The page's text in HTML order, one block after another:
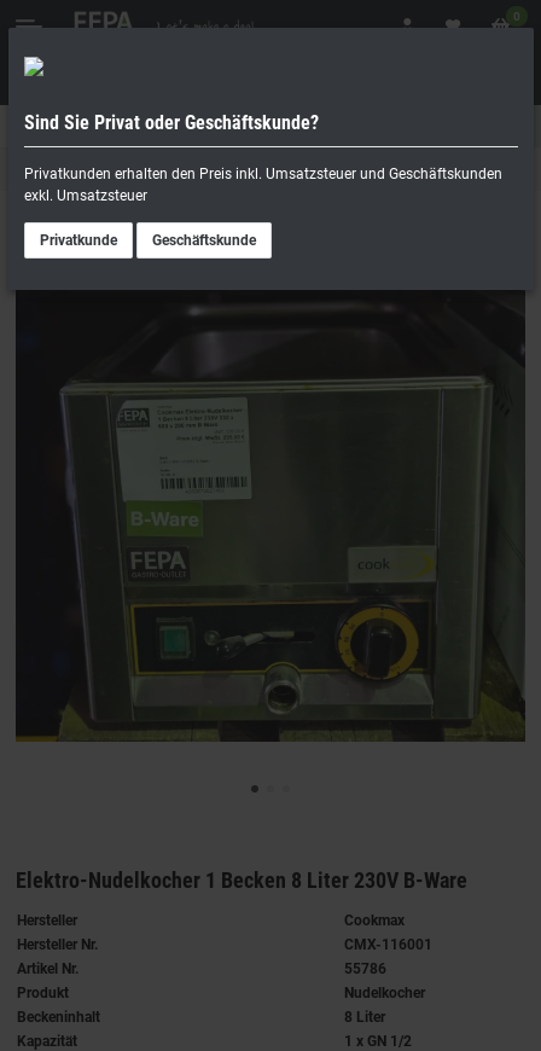
0
Geschäftskunde
Nudelkocher
Elektro-Nudelkocher 1 Becken 8 Liter 230V B-Ware
Hersteller
Cookmax
Hersteller Nr.
CMX-116001
Artikel Nr.
55786
Produkt
Nudelkocher
Beckeninhalt
8 Liter
Kapazität
1 x GN 1/2
Sind Sie Privat oder Geschäftskunde?
Privatkunden erhalten den Preis inkl. Umsatzsteuer und Geschäftskunden
exkl. Umsatzsteuer
Privatkunde Geschäftskunde